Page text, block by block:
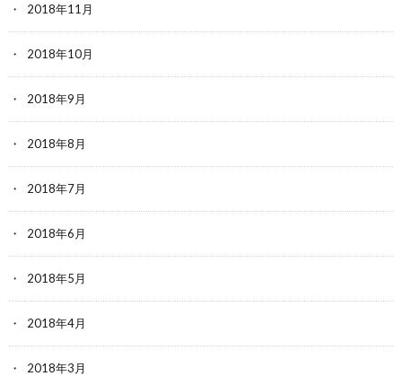
2018年11月
2018年10月
2018年9月
2018年8月
2018年7月
2018年6月
2018年5月
2018年4月
2018年3月